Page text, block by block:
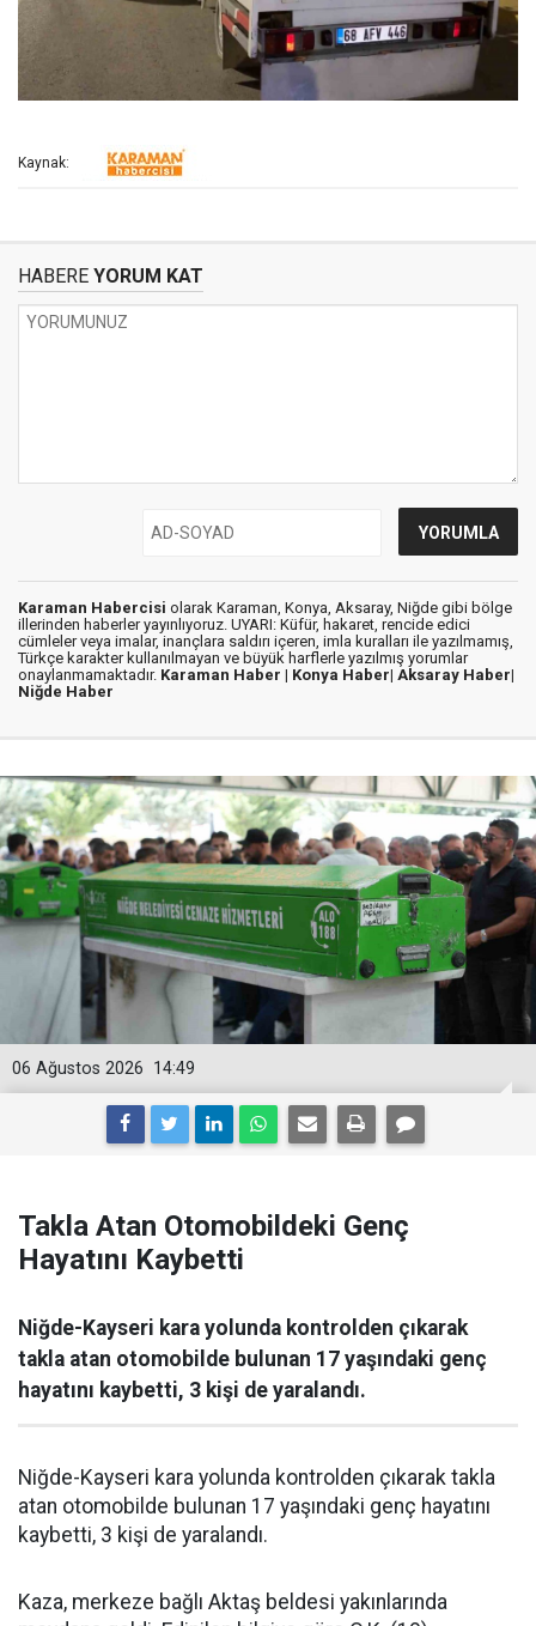
Kaynak:
HABERE YORUM KAT
Karaman Habercisi olarak Karaman, Konya, Aksaray, Niğde gibi bölge
illerinden haberler yayınlıyoruz. UYARI: Küfür, hakaret, rencide edici
cümleler veya imalar, inançlara saldırı içeren, imla kuralları ile yazılmamış,
Türkçe karakter kullanılmayan ve büyük harflerle yazılmış yorumlar
onaylanmamaktadır. Karaman Haber | Konya Haber| Aksaray Haber|
Niğde Haber
14:49
06 Ağustos 2026
Takla Atan Otomobildeki Genç
Hayatını Kaybetti
Niğde-Kayseri kara yolunda kontrolden çıkarak
takla atan otomobilde bulunan 17 yaşındaki genç
hayatını kaybetti, 3 kişi de yaralandı.
Niğde-Kayseri kara yolunda kontrolden çıkarak takla
atan otomobilde bulunan 17 yaşındaki genç hayatını
kaybetti, 3 kişi de yaralandı.
Kaza, merkeze bağlı Aktaş beldesi yakınlarında